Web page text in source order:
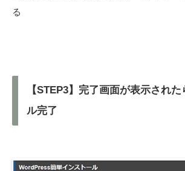
る
【STEP3】完了画面が表示され
ル完了